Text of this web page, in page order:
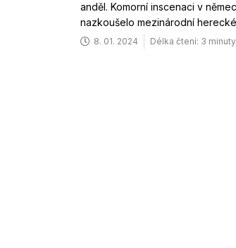
anděl. Komorní inscenaci v
nazkoušelo mezinárodní
8. 01. 2024 Délka čtení: 3 minuty